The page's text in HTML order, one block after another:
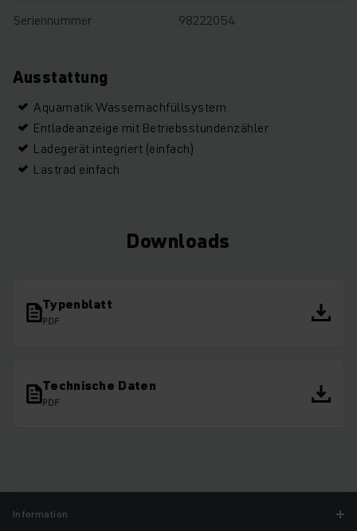
Seriennummer 98222054
Ausstattung
Aquamatik Wassernachfüllsystem
Entladeanzeige mit Betriebsstundenzähler
Ladegerät integriert (einfach)
Lastrad einfach
Downloads
Typenblatt
PDF
Technische Daten
PDF
Information